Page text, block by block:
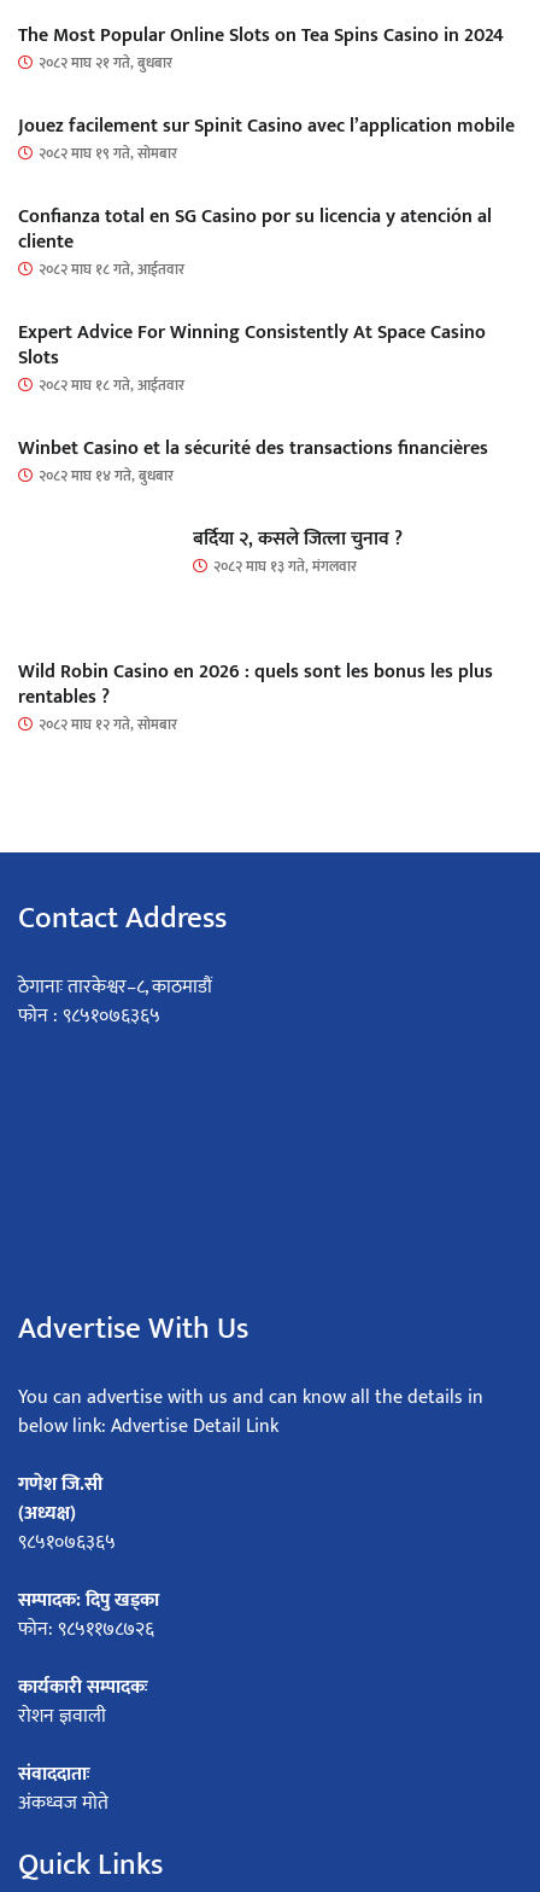
The Most Popular Online Slots on Tea Spins Casino in 2024
२०८२ माघ २१ गते, बुधबार
Jouez facilement sur Spinit Casino avec l’application mobile
२०८२ माघ १९ गते, सोमबार
Confianza total en SG Casino por su licencia y atención al
cliente
२०८२ माघ १८ गते, आईतवार
Expert Advice For Winning Consistently At Space Casino
Slots
२०८२ माघ १८ गते, आईतवार
Winbet Casino et la sécurité des transactions financières
२०८२ माघ १४ गते, बुधबार
बर्दिया २, कसले जित्ला चुनाव ?
२०८२ माघ १३ गते, मंगलवार
Wild Robin Casino en 2026 : quels sont les bonus les plus
rentables ?
२०८२ माघ १२ गते, सोमबार
Contact Address
ठेगानाः तारकेश्वर–८, काठमाडौं
फोन : ९८५१०७६३६५
Advertise With Us
You can advertise with us and can know all the details in
below link: Advertise Detail Link
गणेश जि.सी
(अध्यक्ष)
९८५१०७६३६५
सम्पादक: दिपु खड्का
फोन: ९८५११७८७२६
कार्यकारी सम्पादकः
रोशन ज्ञवाली
संवाददाताः
अंकध्वज मोते
Quick Links